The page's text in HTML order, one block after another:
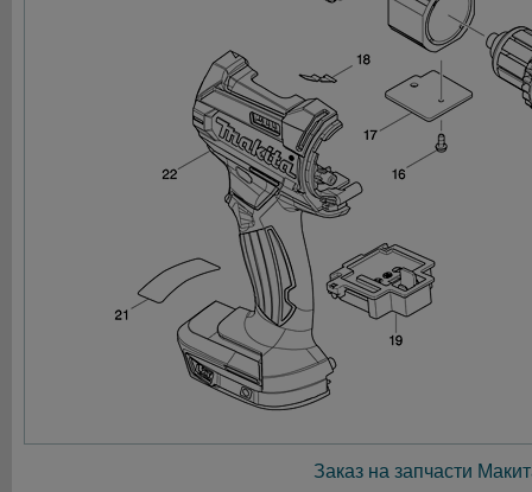
Заказ на запчасти